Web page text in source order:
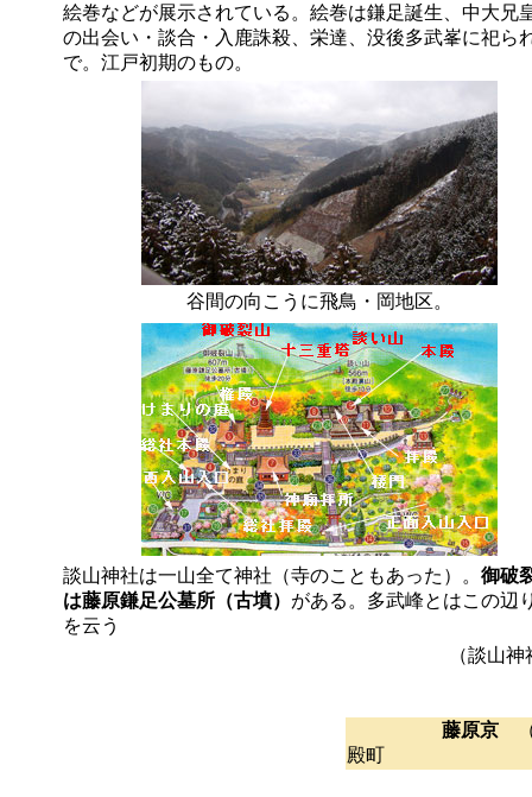
絵巻などが展示されている。絵巻は鎌足誕生、中大兄
の出会い・談合・入鹿誅殺、栄達、没後多武峯に祀ら
で。江戸初期のもの。
谷間の向こうに飛鳥・岡地区。
談山神社は一山全て神社（寺のこともあった）。 御破
は藤原鎌足公墓所（古墳） がある。多武峰とはこの辺
を云う
（談山
藤原京
殿町